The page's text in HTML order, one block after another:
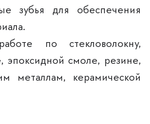
зубья для обеспечения
по стекловолокну,
эпоксидной смоле, резине,
металлам, керамической